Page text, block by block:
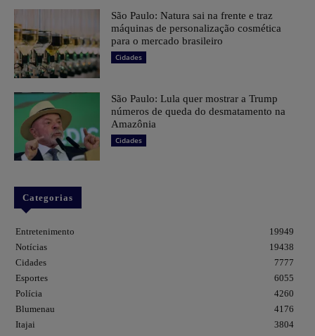
São Paulo: Natura sai na frente e traz
máquinas de personalização cosmética
para o mercado brasileiro
Cidades
São Paulo: Lula quer mostrar a Trump
números de queda do desmatamento na
Amazônia
Cidades
Categorias
Entretenimento
19949
Notícias
19438
Cidades
7777
Esportes
6055
Polícia
4260
Blumenau
4176
Itajai
3804